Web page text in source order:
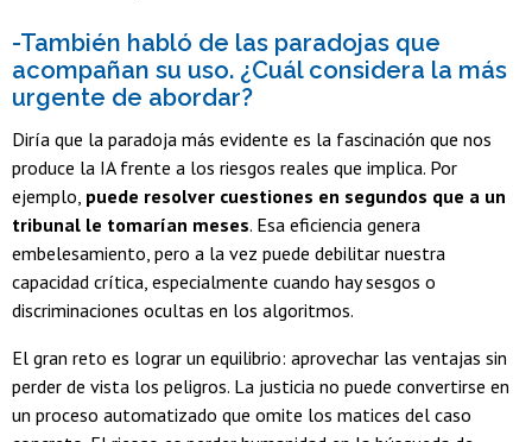
-También habló de las paradojas que
acompañan su uso. ¿Cuál considera la más
urgente de abordar?
Diría que la paradoja más evidente es la fascinación que nos
produce la IA frente a los riesgos reales que implica. Por
ejemplo, puede resolver cuestiones en segundos que a un
tribunal le tomarían meses. Esa eficiencia genera
embelesamiento, pero a la vez puede debilitar nuestra
capacidad crítica, especialmente cuando hay sesgos o
discriminaciones ocultas en los algoritmos.
El gran reto es lograr un equilibrio: aprovechar las ventajas sin
perder de vista los peligros. La justicia no puede convertirse en
un proceso automatizado que omite los matices del caso